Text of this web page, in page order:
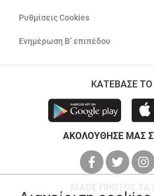
Ρυθμίσεις Cookies
Ενημέρωση Β’ επιπέδου
ΚΑΤΕΒΑΣΕ ΤΟ
ΑΚΟΛΟΥΘΗΣΕ ΜΑΣ